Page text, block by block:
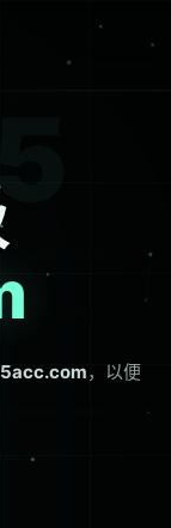
，以便